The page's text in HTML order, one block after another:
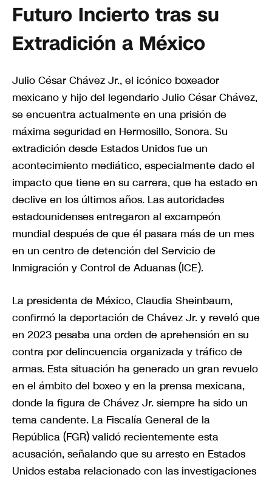
Futuro Incierto tras su
Extradición a México
Julio César Chávez Jr., el icónico boxeador
mexicano y hijo del legendario Julio César Chávez,
se encuentra actualmente en una prisión de
máxima seguridad en Hermosillo, Sonora. Su
extradición desde Estados Unidos fue un
acontecimiento mediático, especialmente dado el
impacto que tiene en su carrera, que ha estado en
declive en los últimos años. Las autoridades
estadounidenses entregaron al excampeón
mundial después de que él pasara más de un mes
en un centro de detención del Servicio de
Inmigración y Control de Aduanas (ICE).
La presidenta de México, Claudia Sheinbaum,
confirmó la deportación de Chávez Jr. y reveló que
en 2023 pesaba una orden de aprehensión en su
contra por delincuencia organizada y tráfico de
armas. Esta situación ha generado un gran revuelo
en el ámbito del boxeo y en la prensa mexicana,
donde la figura de Chávez Jr. siempre ha sido un
tema candente. La Fiscalía General de la
República (FGR) validó recientemente esta
acusación, señalando que su arresto en Estados
Unidos estaba relacionado con las investigaciones